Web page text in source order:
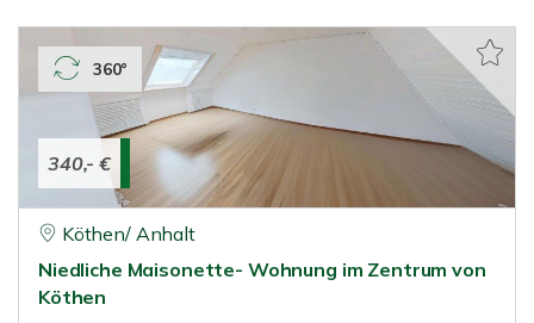
340,- €
360°
Köthen/ Anhalt
Niedliche Maisonette- Wohnung im Zentrum von
Köthen